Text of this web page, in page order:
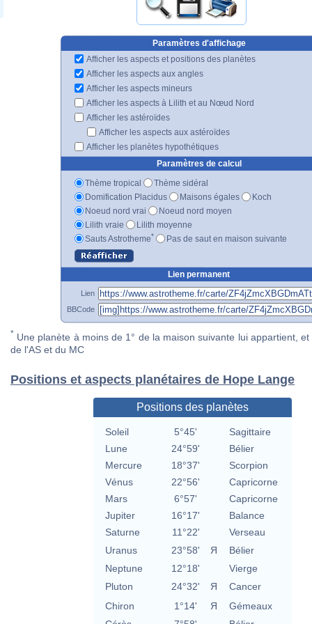
Paramètres d'affichage
Afficher les aspects et positions des planètes
Afficher les aspects aux angles
Afficher les aspects mineurs
Afficher les aspects à Lilith et au Nœud Nord
Afficher les astéroïdes
Afficher les aspects aux astéroïdes
Afficher les planètes hypothétiques
Paramètres de calcul
Thème tropical
Thème sidéral
Domification Placidus
Maisons égales
Koch
Noeud nord vrai
Noeud nord moyen
Lilith vraie
Lilith moyenne
Sauts Astrotheme* Pas de saut en maison suivante
Lien permanent
Lien
BBCode
* Une planète à moins de 1° de la maison suivante lui appartient, et
de l'AS et du MC
Positions et aspects planétaires de Hope Lange
Positions des planètes
Soleil 5°45'
Sagittaire
Lune
24°59'
Bélier
Mercure
18°37'
Scorpion
Vénus
22°56'
Capricorne
Mars
6°57'
Capricorne
Jupiter
16°17'
Balance
Saturne
11°22'
Verseau
Uranus
23°58' Я
Bélier
Neptune
12°18'
Vierge
Pluton
24°32' Я
Cancer
Chiron
1°14' Я
Gémeaux